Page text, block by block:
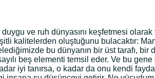
ve ruh dünyasını keşfetmesi
kalitelerden oluştuğunu bulacaktır:
bu dünyanın bir üst tarafı,
beş elementi temsil eder. Ve bu
iyi tanırsa, o kadar da onu kendi